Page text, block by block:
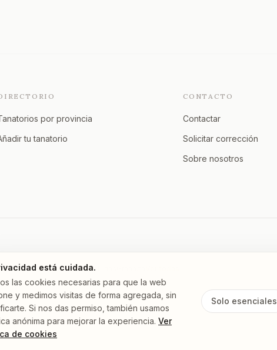
por provincia
tu tanatorio
CONTACTO
Contactar
Solicitar corrección
Sobre nosotros
VizcayaMurcia A CoruñaAsturias
está cuidada.
las cookies necesarias para que la web
y medimos visitas de forma agregada, sin
Si nos das permiso, también usamos
anónima para mejorar la experiencia. Ver
de cookies
Solo esenciales